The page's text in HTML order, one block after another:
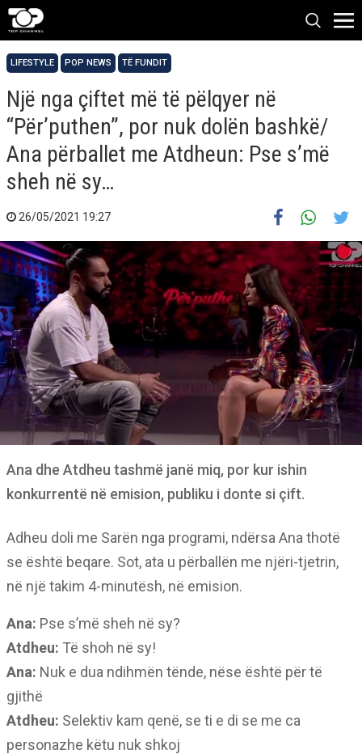
LIFESTYLE POP NEWS TË FUNDIT
Një nga çiftet më të pëlqyer në
“Për’puthen”, por nuk dolën bashkë/
Ana përballet me Atdheun: Pse s’më
sheh në sy…
26/05/2021 19:27
Ana dhe Atdheu tashmë janë miq, por kur ishin
konkurrentë në emision, publiku i donte si çift.
Adheu doli me Sarën nga programi, ndërsa Ana thotë
se është beqare. Sot, ata u përballën me njëri-tjetrin,
në një takim 4-minutësh, në emision.
Ana: Pse s’më sheh në sy?
Atdheu: Të shoh në sy!
Ana: Nuk e dua ndihmën tënde, nëse është për të
gjithë
Atdheu: Selektiv kam qenë, se ti e di se me ca
personazhe këtu nuk shkoj